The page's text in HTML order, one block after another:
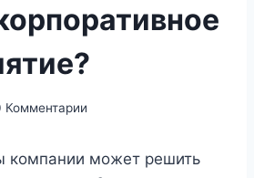
Комментарии